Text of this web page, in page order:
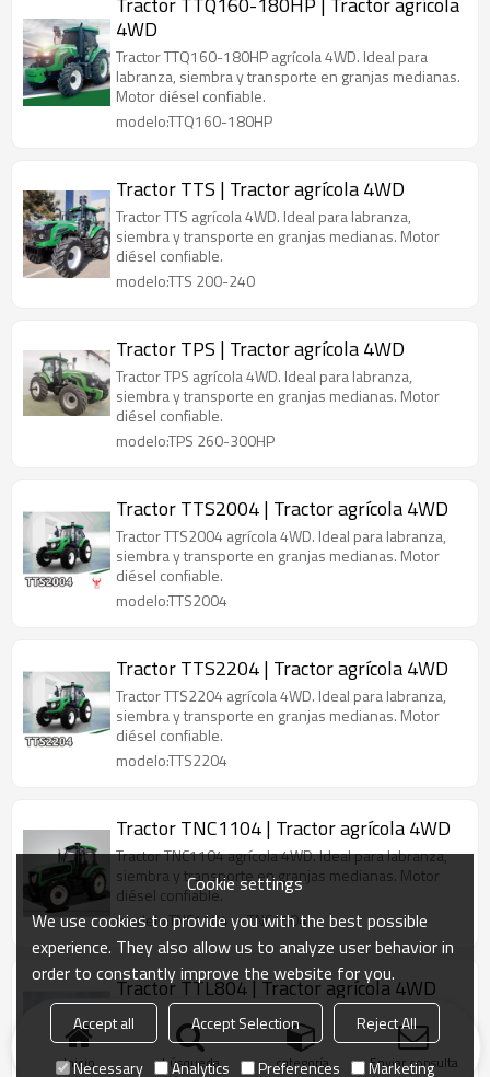
4WD
Tractor TTQ160-180HP agrícola 4WD. Ideal para
labranza, siembra y transporte en granjas medianas.
Motor diésel confiable.
modelo:TTQ160-180HP
Tractor TTS | Tractor agrícola 4WD
Tractor TTS agrícola 4WD. Ideal para labranza,
siembra y transporte en granjas medianas. Motor
diésel confiable.
modelo:TTS 200-240
Tractor TPS | Tractor agrícola 4WD
Tractor TPS agrícola 4WD. Ideal para labranza,
siembra y transporte en granjas medianas. Motor
diésel confiable.
modelo:TPS 260-300HP
Tractor TTS2004 | Tractor agrícola 4WD
Tractor TTS2004 agrícola 4WD. Ideal para labranza,
siembra y transporte en granjas medianas. Motor
diésel confiable.
modelo:TTS2004
Tractor TTS2204 | Tractor agrícola 4WD
Tractor TTS2204 agrícola 4WD. Ideal para labranza,
siembra y transporte en granjas medianas. Motor
diésel confiable.
modelo:TTS2204
Tractor TNC1104 | Tractor agrícola 4WD
Tractor TNC1104 agrícola 4WD. Ideal para labranza,
siembra y transporte en granjas medianas. Motor
diésel confiable.
modelo:TNC1104 ～TNC1504
Tractor TTL804 | Tractor agrícola 4WD
Tractor TTL804 agrícola 4WD. Ideal para labranza,
siembra y transporte en granjas medianas. Motor
diésel confiable.
Inicio búsqueda categoría Enviar consulta
Cookie settings
We use cookies to provide you with the best possible
experience. They also allow us to analyze user behavior in
order to constantly improve the website for you.
Accept all Accept Selection
Reject All
Necessary
Analytics Preferences Marketing